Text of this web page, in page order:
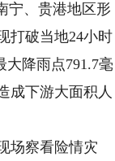
宁、贵港地区形
打破当地24小时
降雨点791.7毫
成下游大面积人
场察看险情灾